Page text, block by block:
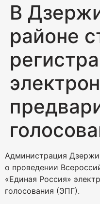
В
районе
Администрация
о проведении
«Единая Россия»
голосования (ЭПГ).